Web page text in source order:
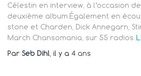
Célestin en interview, à l’occasion
deuxième album.Également en
stone et Charden, Dick Annegarn,
March Chansomania, sur 55 radios
Par Seb Dihl, il y a 4 ans